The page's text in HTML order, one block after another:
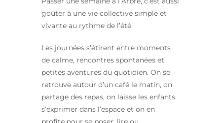
goûter à une vie collective simple et
vivante au rythme de l’été.
Les journées s’étirent entre moments
de calme, rencontres spontanées et
petites aventures du quotidien. On se
retrouve autour d’un café le matin, on
partage des repas, on laisse les enfants
s’exprimer dans l’espace et on en